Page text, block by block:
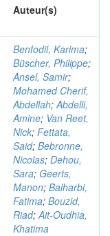
Auteur(s)
Benfodil, Karima;
Büscher, Philippe;
Ansel, Samir;
Mohamed Cherif,
Abdellah;Abdelli,
Amine; Van Reet,
Nick; Fettata,
Said; Bebronne,
Nicolas; Dehou,
Sara; Geerts,
Manon; Balharbi,
Fatima; Bouzid,
Riad;Ait-Oudhia,
Khatima